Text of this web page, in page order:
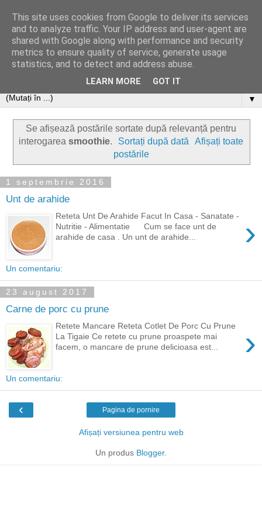
▼
Se afișează postările sortate după relevanță pentru
interogarea smoothie. Sortați după dată
Afișați toate
postările
1 septembrie 2016
Unt de arahide
›
Reteta Unt De Arahide Facut In Casa - Sanatate -
Nutritie - Alimentatie Cum se face unt de
arahide de casa . Un unt de arahide...
Un comentariu:
23 august 2017
Carne de porc cu prune
›
Retete Mancare Reteta Cotlet De Porc Cu Prune
La Tigaie Ce retete cu prune proaspete mai
facem, o mancare de prune delicioasa est...
Un comentariu:
‹ Pagina de pornire
Afișați versiunea pentru web
Un produs Blogger.
This site uses cookies from Google to deliver its services
and to analyze traffic. Your IP address and user-agent are
shared with Google along with performance and security
metrics to ensure quality of service, generate usage
statistics, and to detect and address abuse.
LEARN MORE GOT IT